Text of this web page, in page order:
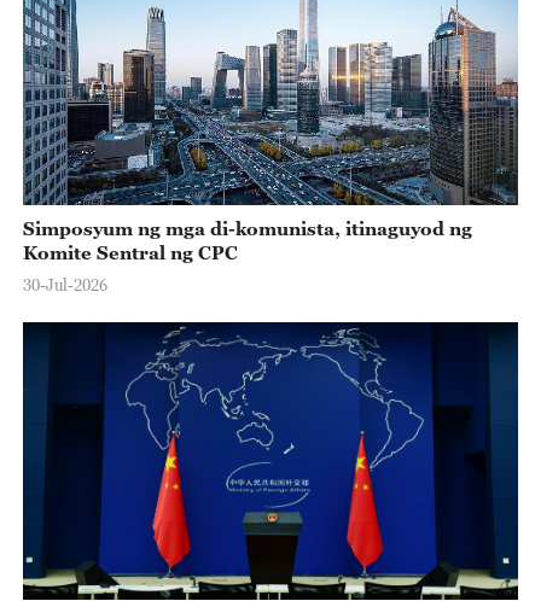
Simposyum ng mga di-komunista, itinaguyod ng
Komite Sentral ng CPC
30-Jul-2026